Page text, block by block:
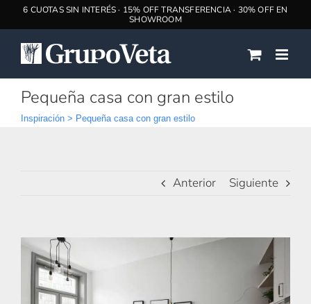
Pequeña casa con gran estilo
Inspiración > Pequeña casa con gran estilo
Anterior Siguiente